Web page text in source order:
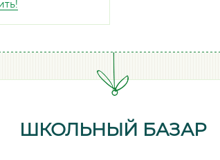
ШКОЛЬНЫЙ БАЗАР